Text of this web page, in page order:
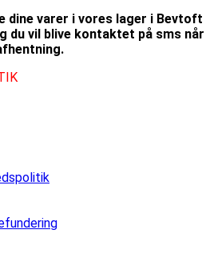
dine varer i vores lager i Bevtoft
du vil blive kontaktet på sms når